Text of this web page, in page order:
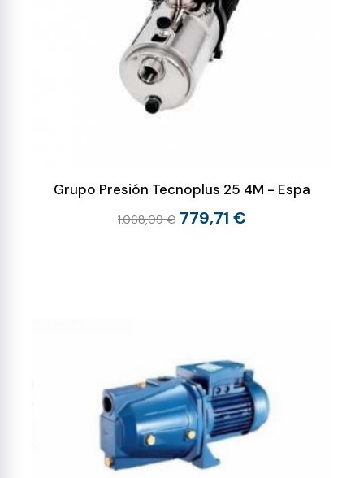
Grupo Presión Tecnoplus 25 4M - Espa
1.068,09 € 779,71 €